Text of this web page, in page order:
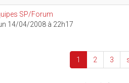
SP/Forum
14/04/2008 à 22h17
1 2 3